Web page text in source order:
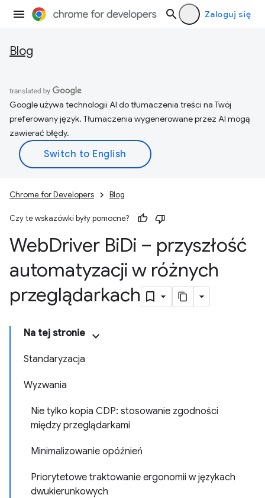
Zaloguj się
Blog
Google używa technologii AI do tłumaczenia treści na Twój
preferowany język. Tłumaczenia wygenerowane przez AI mogą
zawierać błędy.
Chrome for Developers Blog
Czy te wskazówki były pomocne?
WebDriver BiDi – przyszłość
automatyzacji w różnych
przeglądarkach
Na tej stronie
Standaryzacja
Wyzwania
Nie tylko kopia CDP: stosowanie zgodności
między przeglądarkami
Minimalizowanie opóźnień
Priorytetowe traktowanie ergonomii w językach
dwukierunkowych